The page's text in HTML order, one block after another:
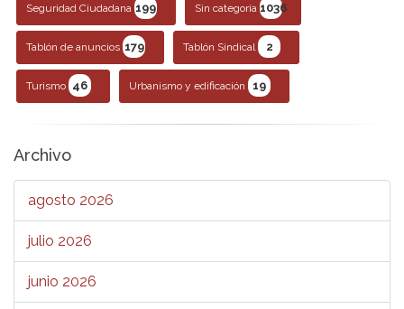
Seguridad Ciudadana 199 Sin categoría 1036
Tablón de anuncios 179 Tablón Sindical 2
Turismo 46 Urbanismo y edificación 19
Archivo
agosto 2026
julio 2026
junio 2026